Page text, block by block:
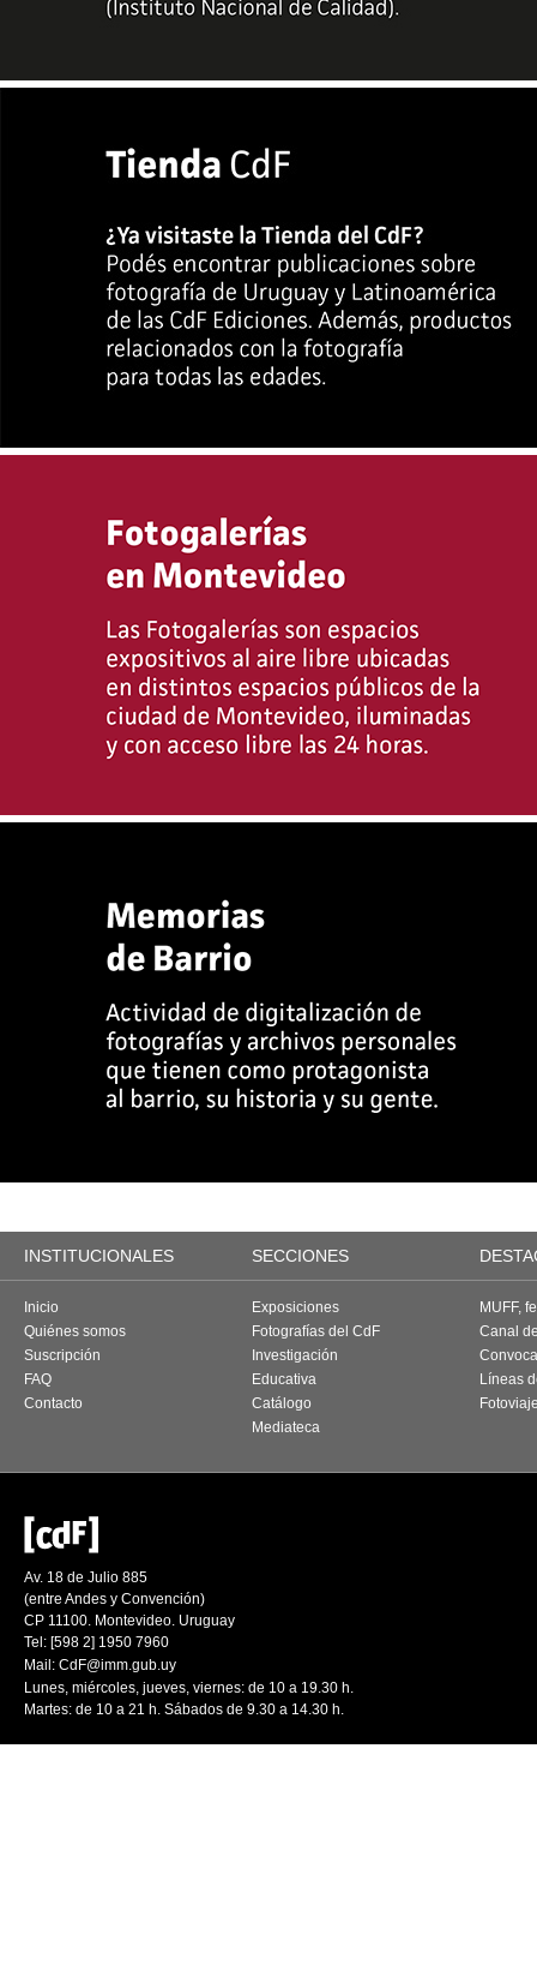
INSTITUCIONALES SECCIONES
Inicio
Quiénes somos
Suscripción
FAQ
Contacto
Exposiciones
Fotografías del CdF
Investigación
Educativa
Catálogo
Mediateca
MUFF,
Canal
Líneas
Av. 18 de Julio 885
(entre Andes y Convención)
CP 11100. Montevideo. Uruguay
Tel: [598 2] 1950 7960
Mail: CdF@imm.gub.uy
Lunes, miércoles, jueves, viernes: de 10 a 19.30 h.
Martes: de 10 a 21 h. Sábados de 9.30 a 14.30 h.